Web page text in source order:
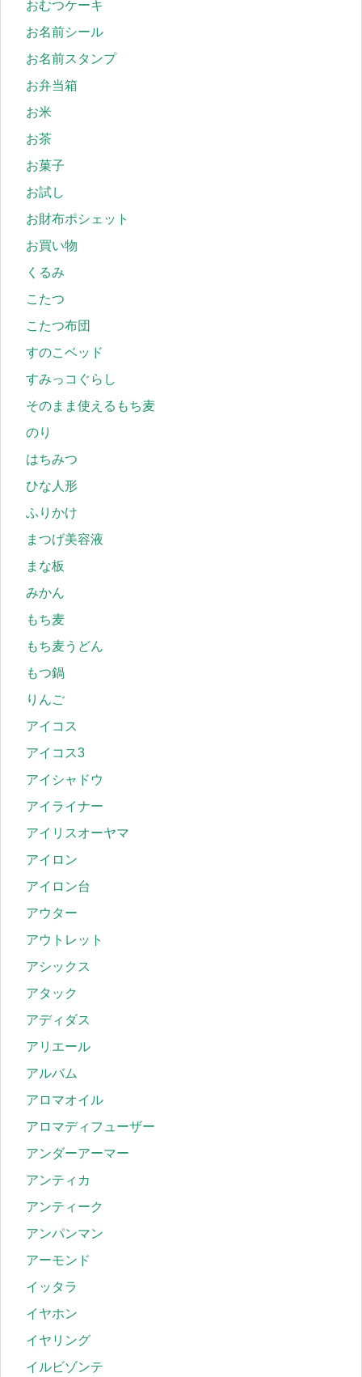
おむつケーキ
お名前シール
お名前スタンプ
お弁当箱
お米
お茶
お菓子
お試し
お財布ポシェット
お買い物
くるみ
こたつ
こたつ布団
すのこベッド
すみっコぐらし
そのまま使えるもち麦
のり
はちみつ
ひな人形
ふりかけ
まつげ美容液
まな板
みかん
もち麦
もち麦うどん
もつ鍋
りんご
アイコス
アイコス3
アイシャドウ
アイライナー
アイリスオーヤマ
アイロン
アイロン台
アウター
アウトレット
アシックス
アタック
アディダス
アリエール
アルバム
アロマオイル
アロマディフューザー
アンダーアーマー
アンティカ
アンティーク
アンパンマン
アーモンド
イッタラ
イヤホン
イヤリング
イルビゾンテ